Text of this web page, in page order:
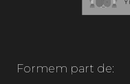
Formem part de: